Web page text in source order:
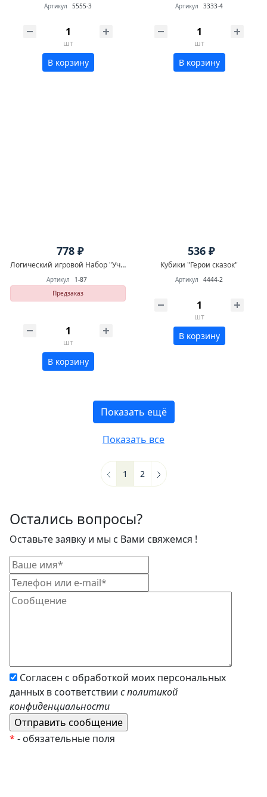
Артикул 5555-3
шт
В корзину
Артикул 3333-4
шт
В корзину
778 ₽
Логический игровой Набор "Учимся играя" "Читаем" 54 дет.
Артикул
1-87
Предзаказ
шт
В корзину
536 ₽
Кубики "Герои сказок"
Артикул 4444-2
шт
В корзину
Показать ещё
Показать все
1 2
Остались вопросы?
Оставьте заявку и мы с Вами свяжемся !
Согласен с обработкой моих персональных
данных в соответствии с политикой
конфиденциальности
* - обязательные поля